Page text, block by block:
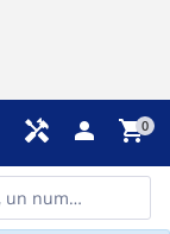
handyman person shopping_cart0